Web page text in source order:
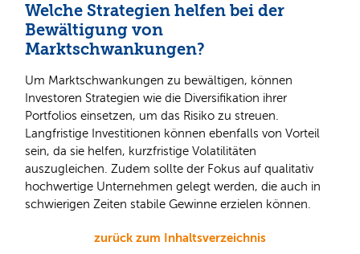
Welche Strategien helfen bei der
Bewältigung von
Marktschwankungen?
Um Marktschwankungen zu bewältigen, können
Investoren Strategien wie die Diversifikation ihrer
Portfolios einsetzen, um das Risiko zu streuen.
Langfristige Investitionen können ebenfalls von Vorteil
sein, da sie helfen, kurzfristige Volatilitäten
auszugleichen. Zudem sollte der Fokus auf qualitativ
hochwertige Unternehmen gelegt werden, die auch in
schwierigen Zeiten stabile Gewinne erzielen können.
zurück zum Inhaltsverzeichnis